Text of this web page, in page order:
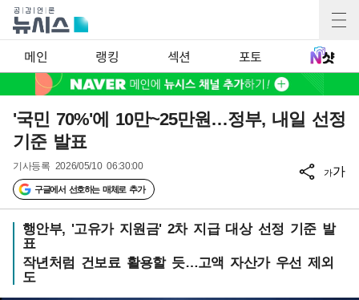
메인 랭킹 섹션 포토
'국민 70%'에 10만~25만원…정부, 내일 선정
기준 발표
기사등록 2026/05/10 06:30:00
구글에서 선호하는 매체로 추가
가가
행안부, '고유가 지원금' 2차 지급 대상 선정 기준 발
표
작년처럼 건보료 활용할 듯…고액 자산가 우선 제외
도